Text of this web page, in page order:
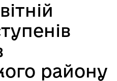
району